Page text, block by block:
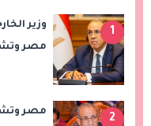
1
وزير
مصر
2
مصر